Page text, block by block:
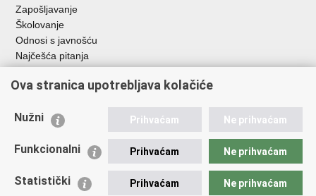
Zapošljavanje
Školovanje
Odnosi s javnošću
Najčešća pitanja
Važne poveznice
EMN Nacionalna kontaktna točka za Republiku Hrvatsku
Policijska akademija
Zaklada policijske solidarnosti
Ova stranica upotrebljava kolačiće
Nužni Prihvaćam Ne prihvaćam
Funkcionalni Prihvaćam Ne prihvaćam
Statistički Prihvaćam Ne prihvaćam